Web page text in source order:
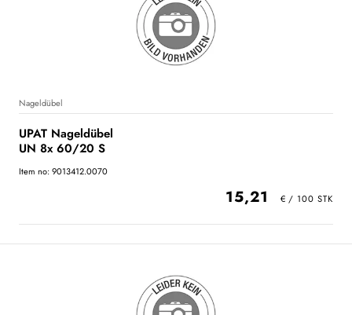
Nageldübel
UPAT Nageldübel
UN 8x 60/20 S
Item no: 9013412.0070
15,21